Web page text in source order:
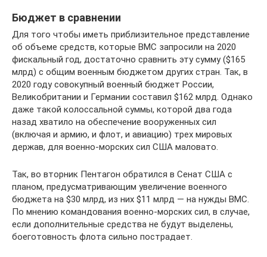
Бюджет в сравнении
Для того чтобы иметь приблизительное представление
об объеме средств, которые ВМС запросили на 2020
фискальный год, достаточно сравнить эту сумму ($165
млрд) с общим военным бюджетом других стран. Так, в
2020 году совокупный военный бюджет России,
Великобритании и Германии составил $162 млрд. Однако
даже такой колоссальной суммы, которой два года
назад хватило на обеспечение вооруженных сил
(включая и армию, и флот, и авиацию) трех мировых
держав, для военно-морских сил США маловато.
Так, во вторник Пентагон обратился в Сенат США с
планом, предусматривающим увеличение военного
бюджета на $30 млрд, из них $11 млрд — на нужды ВМС.
По мнению командования военно-морских сил, в случае,
если дополнительные средства не будут выделены,
боеготовность флота сильно пострадает.